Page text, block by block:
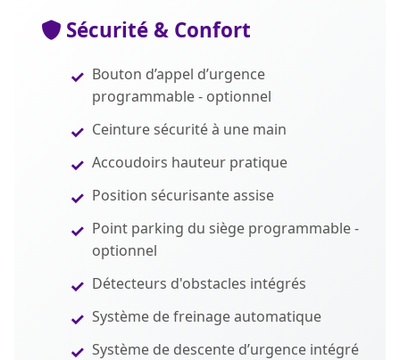
Sécurité & Confort
Bouton d’appel d’urgence
programmable - optionnel
Ceinture sécurité à une main
Accoudoirs hauteur pratique
Position sécurisante assise
Point parking du siège programmable -
optionnel
Détecteurs d'obstacles intégrés
Système de freinage automatique
Système de descente d’urgence intégré